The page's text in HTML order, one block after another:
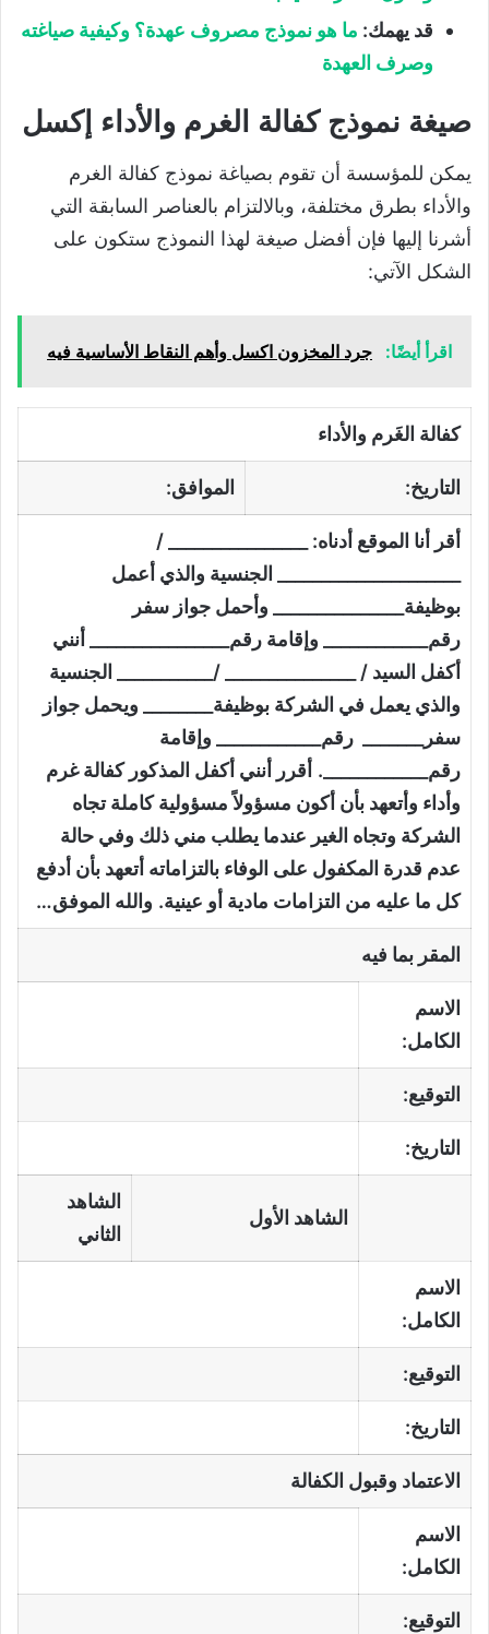
قد يهمك: ما هو نموذج مصروف عهدة؟ وكيفية صياغته
وصرف العهدة
صيغة نموذج كفالة الغرم والأداء إكسل
يمكن للمؤسسة أن تقوم بصياغة نموذج كفالة الغرم
والأداء بطرق مختلفة، وبالالتزام بالعناصر السابقة التي
أشرنا إليها فإن أفضل صيغة لهذا النموذج ستكون على
الشكل الآتي:
اقرأ أيضًا: جرد المخزون اكسل وأهم النقاط الأساسية فيه
كفالة الغَرم والأداء
التاريخ: الموافق:
أقر أنا الموقع أدناه: ________________ /
_____________________ الجنسية والذي أعمل
بوظيفة_______________ وأحمل جواز سفر
رقم____________ وإقامة رقم________________ أنني
أكفل السيد / _______________ /___________ الجنسية
والذي يعمل في الشركة بوظيفة________ ويحمل جواز
سفر_______ رقم____________ وإقامة
رقم____________. أقرر أنني أكفل المذكور كفالة غرم
وأداء وأتعهد بأن أكون مسؤولاً مسؤولية كاملة تجاه
الشركة وتجاه الغير عندما يطلب مني ذلك وفي حالة
عدم قدرة المكفول على الوفاء بالتزاماته أتعهد بأن أدفع
كل ما عليه من التزامات مادية أو عينية. والله الموفق…
المقر بما فيه
الاسم
الكامل:
التوقيع:
التاريخ:
الشاهد الأول
الشاهد
الثاني
الاسم
الكامل:
التوقيع:
التاريخ:
الاعتماد وقبول الكفالة
الاسم
الكامل:
التوقيع: